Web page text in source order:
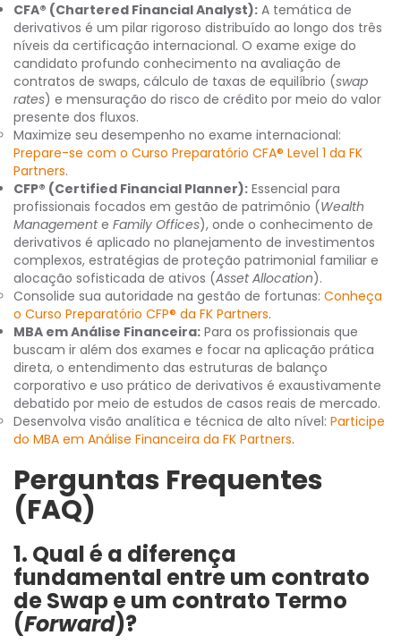
CFA® (Chartered Financial Analyst): A temática de
derivativos é um pilar rigoroso distribuído ao longo dos três
níveis da certificação internacional. O exame exige do
candidato profundo conhecimento na avaliação de
contratos de swaps, cálculo de taxas de equilíbrio (swap
rates) e mensuração do risco de crédito por meio do valor
presente dos fluxos.
Maximize seu desempenho no exame internacional:
Prepare-se com o Curso Preparatório CFA® Level 1 da FK
Partners.
CFP® (Certified Financial Planner): Essencial para
profissionais focados em gestão de patrimônio (Wealth
Managemente Family Offices), onde o conhecimento de
derivativos é aplicado no planejamento de investimentos
complexos, estratégias de proteção patrimonial familiar e
alocação sofisticada de ativos (Asset Allocation).
Consolide sua autoridade na gestão de fortunas: Conheça
o Curso Preparatório CFP® da FK Partners.
MBA em Análise Financeira: Para os profissionais que
buscam ir além dos exames e focar na aplicação prática
direta, o entendimento das estruturas de balanço
corporativo e uso prático de derivativos é exaustivamente
debatido por meio de estudos de casos reais de mercado.
Desenvolva visão analítica e técnica de alto nível: Participe
do MBA em Análise Financeira da FK Partners.
Perguntas Frequentes
(FAQ)
1. Qual é a diferença
fundamental entre um contrato
de Swap e um contrato Termo
(Forward)?